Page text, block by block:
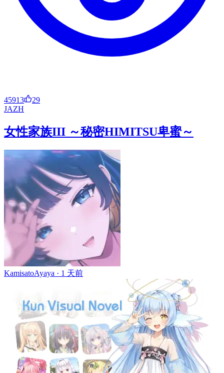
45913
29
JAZH
女性家族III ～秘密HIMITSU卑蜜～
KamisatoAyaya · 1 天前